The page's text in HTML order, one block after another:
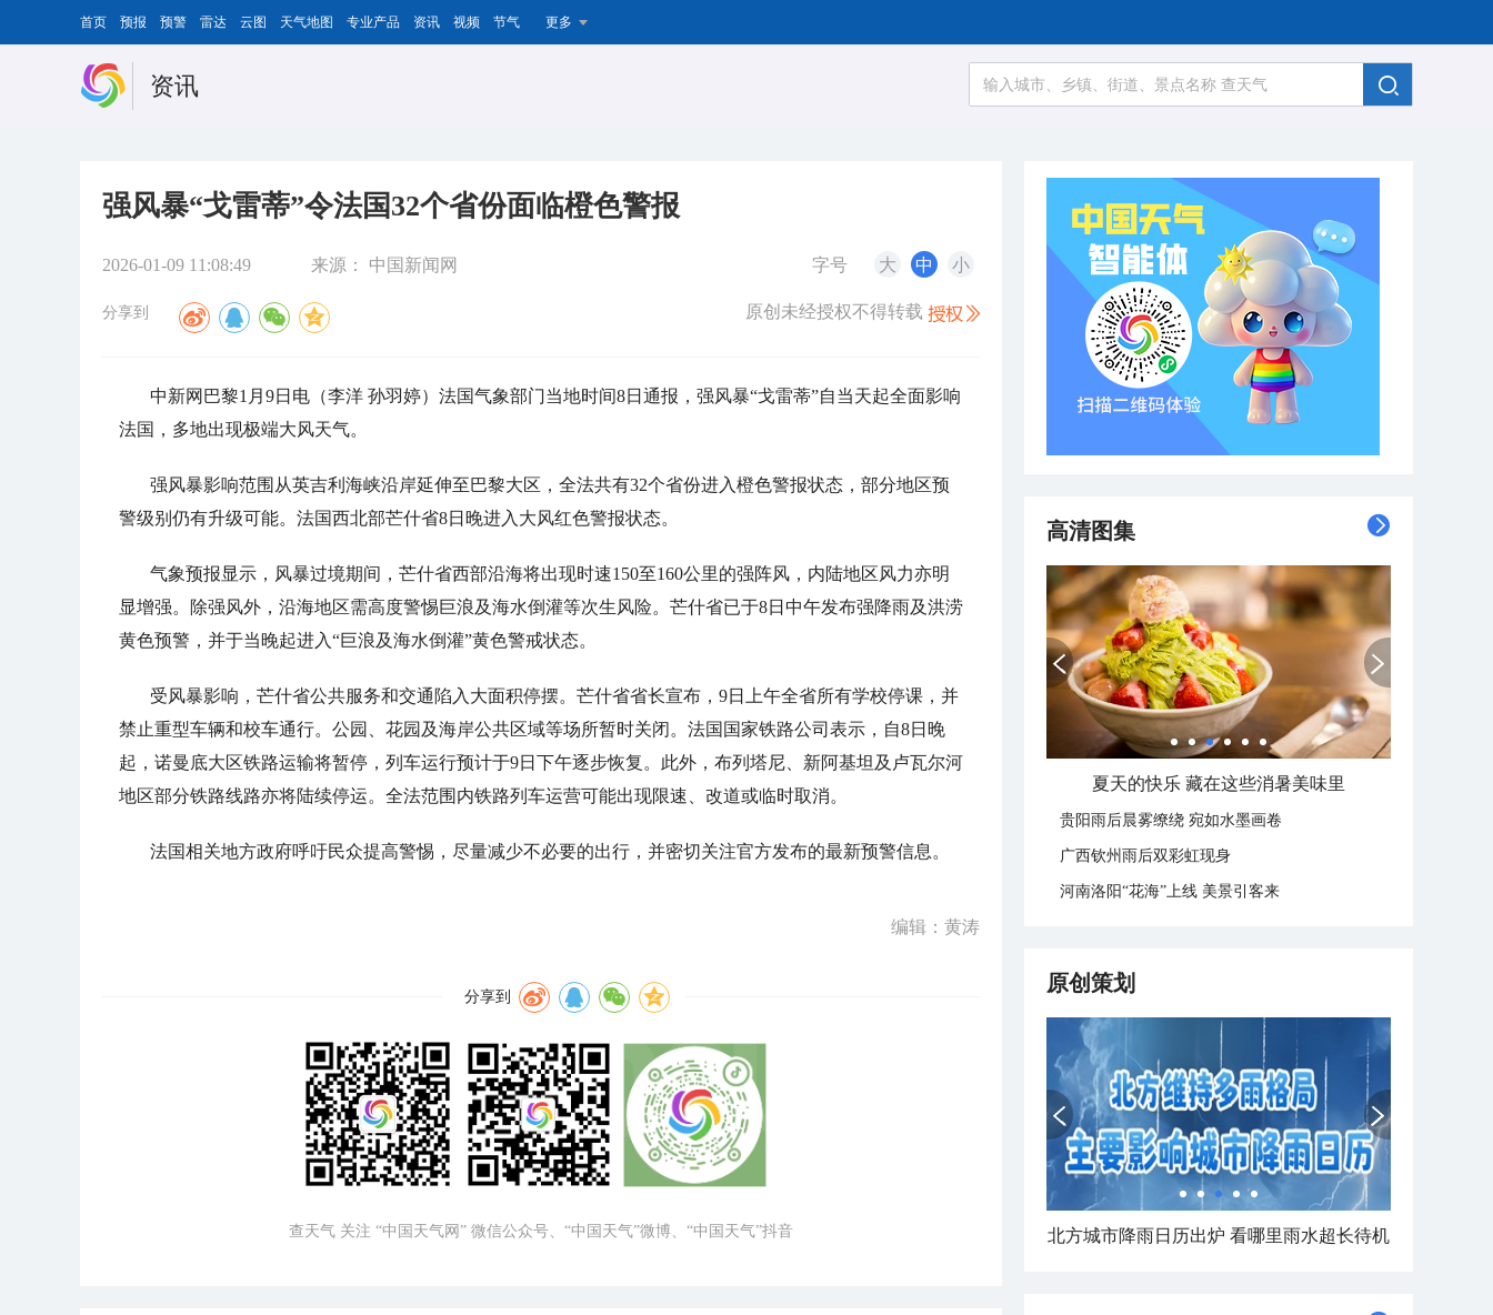
首页 预报 预警 雷达 云图 天气地图 专业产品 资讯 视频 节气 更多
资讯
强风暴“戈雷蒂”令法国32个省份面临橙色警报
2026-01-09 11:08:49 来源： 中国新闻网 字号 大 中 小
分享到 原创未经授权不得转载
中新网巴黎1月9日电（李洋 孙羽婷）法国气象部门当地时间8日通报，强风暴“戈雷蒂”自当天起全面影响
法国，多地出现极端大风天气。
强风暴影响范围从英吉利海峡沿岸延伸至巴黎大区，全法共有32个省份进入橙色警报状态，部分地区预
警级别仍有升级可能。法国西北部芒什省8日晚进入大风红色警报状态。
气象预报显示，风暴过境期间，芒什省西部沿海将出现时速150至160公里的强阵风，内陆地区风力亦明
显增强。除强风外，沿海地区需高度警惕巨浪及海水倒灌等次生风险。芒什省已于8日中午发布强降雨及洪涝
黄色预警，并于当晚起进入“巨浪及海水倒灌”黄色警戒状态。
受风暴影响，芒什省公共服务和交通陷入大面积停摆。芒什省省长宣布，9日上午全省所有学校停课，并
禁止重型车辆和校车通行。公园、花园及海岸公共区域等场所暂时关闭。法国国家铁路公司表示，自8日晚
起，诺曼底大区铁路运输将暂停，列车运行预计于9日下午逐步恢复。此外，布列塔尼、新阿基坦及卢瓦尔河
地区部分铁路线路亦将陆续停运。全法范围内铁路列车运营可能出现限速、改道或临时取消。
法国相关地方政府呼吁民众提高警惕，尽量减少不必要的出行，并密切关注官方发布的最新预警信息。
编辑：黄涛
分享到
查天气 关注 “中国天气网” 微信公众号、“中国天气”微博、“中国天气”抖音
高清图集
夏天的快乐 藏在这些消暑美味里
贵阳雨后晨雾缭绕 宛如水墨画卷
广西钦州雨后双彩虹现身
河南洛阳“花海”上线 美景引客来
原创策划
北方城市降雨日历出炉 看哪里雨水超长待机